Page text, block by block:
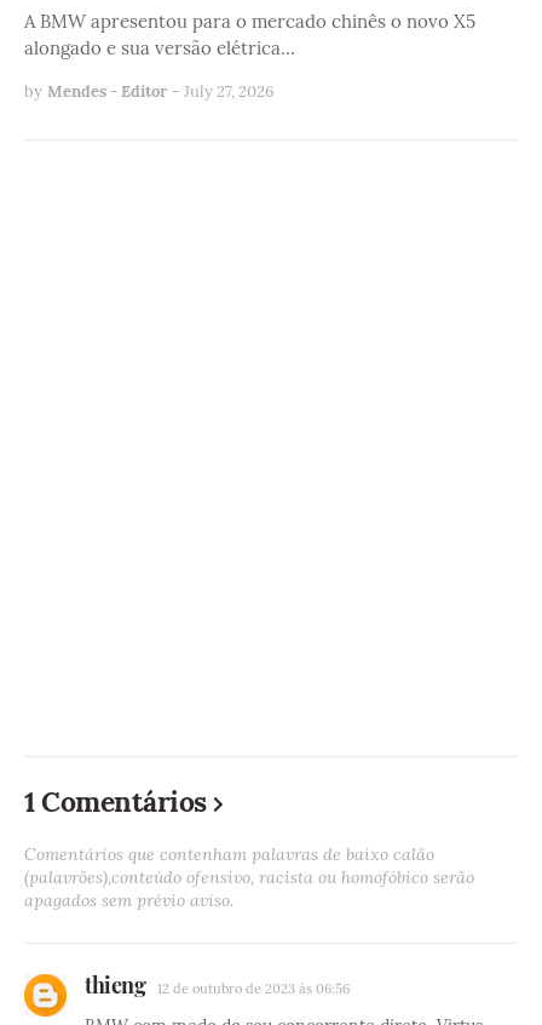
A BMW apresentou para o mercado chinês o novo X5
alongado e sua versão elétrica…
by Mendes - Editor - July 27, 2026
1 Comentários
Comentários que contenham palavras de baixo calão
(palavrões),conteúdo ofensivo, racista ou homofóbico serão
apagados sem prévio aviso.
thieng 12 de outubro de 2023 às 06:56